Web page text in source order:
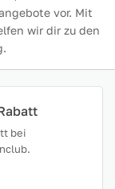
vor. Mit
wir dir zu den
bei